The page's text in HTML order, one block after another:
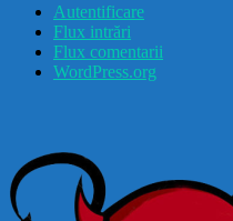
Autentificare
Flux intrări
Flux comentarii
WordPress.org